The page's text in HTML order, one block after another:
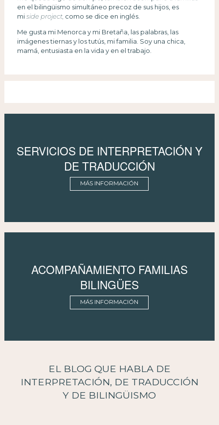
en el bilingüismo simultáneo precoz de sus hijos, es
mi side project, como se dice en inglés.
Me gusta mi Menorca y mi Bretaña, las palabras, las
imágenes tiernas y los tutús, mi familia. Soy una chica,
mamá, entusiasta en la vida y en el trabajo.
SERVICIOS DE INTERPRETACIÓN Y
DE TRADUCCIÓN
MÁS INFORMACIÓN
ACOMPAÑAMIENTO FAMILIAS
BILINGÜES
MÁS INFORMACIÓN
EL BLOG QUE HABLA DE
INTERPRETACIÓN, DE TRADUCCIÓN
Y DE BILINGÜISMO